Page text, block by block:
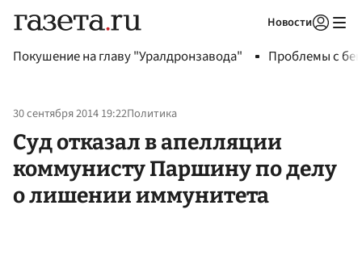
Новости
Покушение на главу "Уралдронзавода" Проблемы с
30 сентября 2014 19:22Политика
Суд отказал в апелляции
коммунисту Паршину по делу
о лишении иммунитета